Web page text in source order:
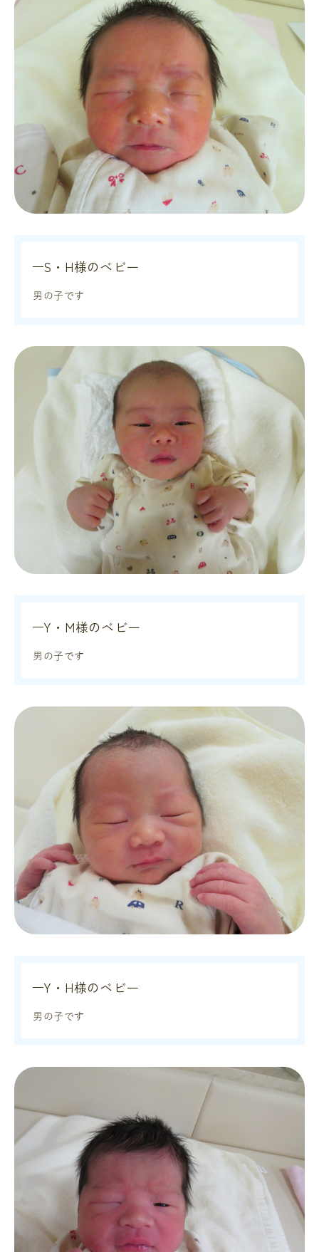
S・H様のベビー
男の子です
Y・M様のベビー
男の子です
Y・H様のベビー
男の子です